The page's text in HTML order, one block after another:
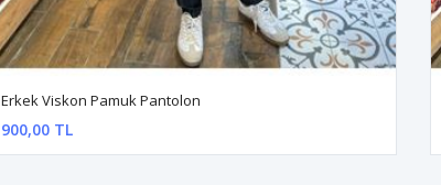
Erkek Viskon Pamuk Pantolon
900,00 TL